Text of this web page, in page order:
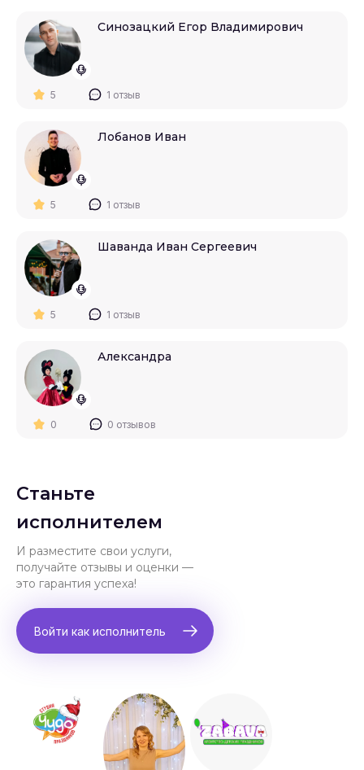
Синозацкий Егор Владимирович
5 1 отзыв
Лобанов Иван
5 1 отзыв
Шаванда Иван Сергеевич
5 1 отзыв
Александра
0 0 отзывов
Станьте
исполнителем
И разместите свои услуги,
получайте отзывы и оценки —
это гарантия успеха!
Войти как исполнитель